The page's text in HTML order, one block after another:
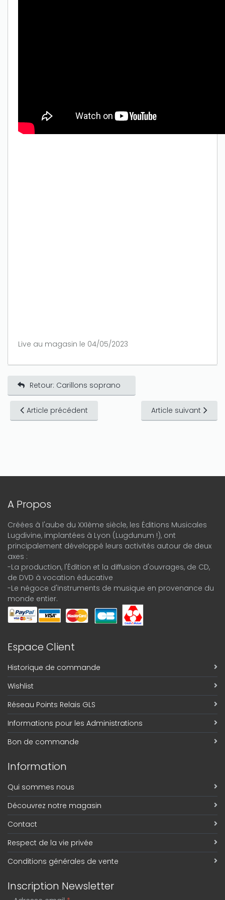
Live au magasin le 04/05/2023
Retour: Carillons soprano
Article précédent Article suivant
A Propos
Créées à l'aube du XXIème siècle, les Éditions Musicales
Lugdivine, implantées à Lyon (Lugdunum !), ont
principalement développé leurs activités autour de deux
axes :
-La production, l'Édition et la diffusion d'ouvrages, de CD,
de DVD à vocation éducative
-Le négoce d'instruments de musique en provenance du
monde entier.
Espace Client
Historique de commande
Wishlist
Réseau Points Relais GLS
Informations pour les Administrations
Bon de commande
Information
Qui sommes nous
Découvrez notre magasin
Contact
Respect de la vie privée
Conditions générales de vente
Inscription Newsletter